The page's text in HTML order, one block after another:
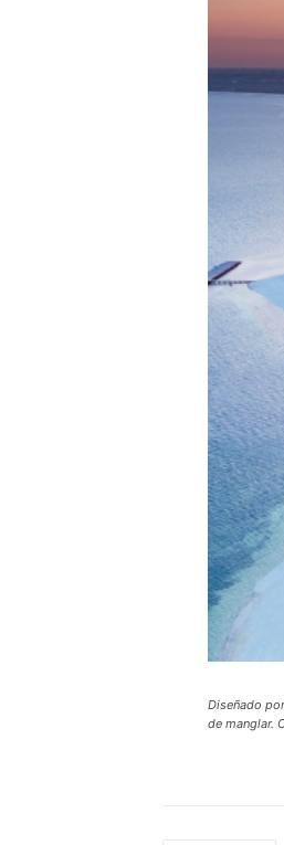
Diseñado
de manglar.